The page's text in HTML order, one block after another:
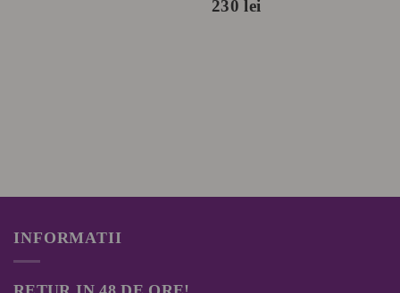
230lei
INFORMATII